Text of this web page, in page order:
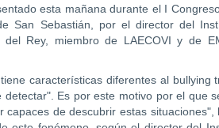
esta mañana durante el I
San Sebastián, por el director del
del Rey, miembro de LAECOVI y de
características diferentes al bullying
Es por este motivo por el que
de descubrir estas